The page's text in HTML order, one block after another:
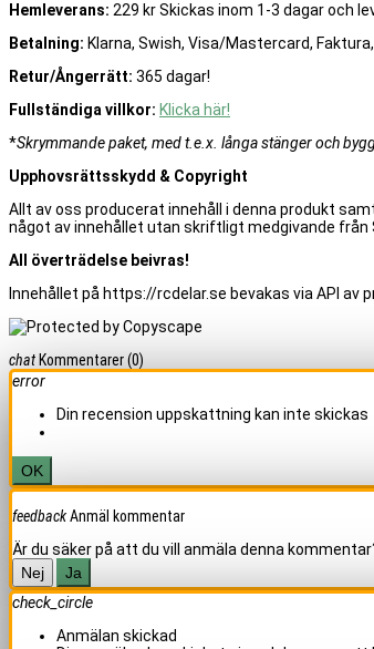
Hemleverans: 229 kr Skickas inom 1-3 dagar och
Betalning: Klarna, Swish, Visa/Mastercard,
Retur/Ångerrätt: 365 dagar!
Fullständiga villkor: Klicka här!
*Skrymmande paket, med t.e.x. långa stänger och
Upphovsrättsskydd & Copyright
Allt av oss producerat innehåll i denna produkt
något av innehållet utan skriftligt medgivande från
All överträdelse beivras!
Innehållet på https://rcdelar.se bevakas via API av
chat Kommentarer(0)
error
Din recension uppskattning kan inte skickas
OK
feedbackAnmäl kommentar
Är du säker på att du vill anmäla denna
Nej
Ja
check_circle
Anmälan skickad